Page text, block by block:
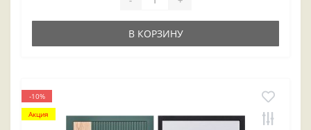
В КОРЗИНУ
-10%
Акция